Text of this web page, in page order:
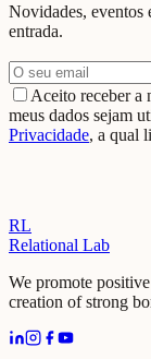
Novidades, eventos
entrada.
Aceito receber a
meus dados sejam
Privacidade, a qual
RL
Relational Lab
We promote
creation of strong